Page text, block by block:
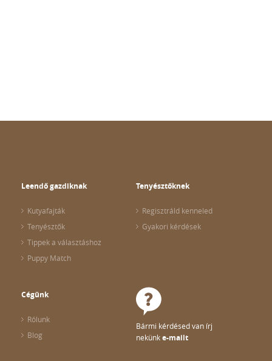
Leendő gazdiknak
Kutyafajták
Tenyésztők
Tippek a választáshoz
Puppy Match
Tenyésztőknek
Regisztráld kenneled
Gyakori kérdések
Cégünk
Rólunk
Blog
Bármi kérdésed van írj
nekünke-mailt